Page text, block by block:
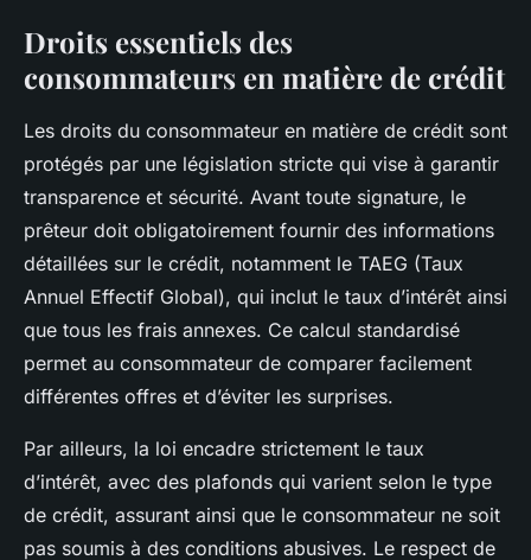
Droits essentiels des
consommateurs en matière de crédit
Les droits du consommateur en matière de crédit sont
protégés par une législation stricte qui vise à garantir
transparence et sécurité. Avant toute signature, le
prêteur doit obligatoirement fournir des informations
détaillées sur le crédit, notamment le TAEG (Taux
Annuel Effectif Global), qui inclut le taux d’intérêt ainsi
que tous les frais annexes. Ce calcul standardisé
permet au consommateur de comparer facilement
différentes offres et d’éviter les surprises.
Par ailleurs, la loi encadre strictement le taux
d’intérêt, avec des plafonds qui varient selon le type
de crédit, assurant ainsi que le consommateur ne soit
pas soumis à des conditions abusives. Le respect de